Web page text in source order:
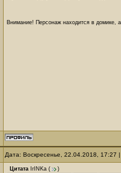
Внимание! Персонаж находится в домике,
Дата: Воскресенье, 22.04.2018,
Цитата IrINKa (
)